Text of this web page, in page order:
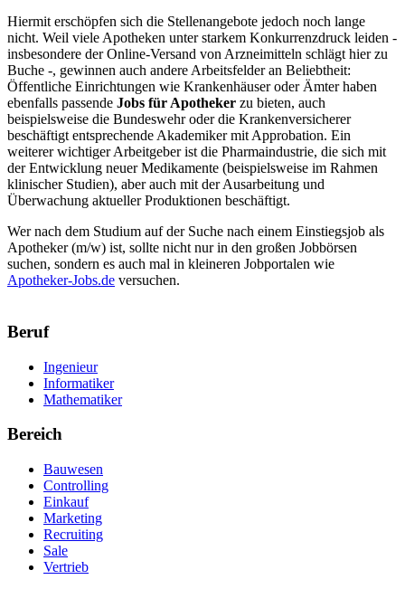
Hiermit erschöpfen sich die Stellenangebote jedoch noch lange
nicht. Weil viele Apotheken unter starkem Konkurrenzdruck leiden -
insbesondere der Online-Versand von Arzneimitteln schlägt hier zu
Buche -, gewinnen auch andere Arbeitsfelder an Beliebtheit:
Öffentliche Einrichtungen wie Krankenhäuser oder Ämter haben
ebenfalls passende Jobs für Apotheker zu bieten, auch
beispielsweise die Bundeswehr oder die Krankenversicherer
beschäftigt entsprechende Akademiker mit Approbation. Ein
weiterer wichtiger Arbeitgeber ist die Pharmaindustrie, die sich mit
der Entwicklung neuer Medikamente (beispielsweise im Rahmen
klinischer Studien), aber auch mit der Ausarbeitung und
Überwachung aktueller Produktionen beschäftigt.
Wer nach dem Studium auf der Suche nach einem Einstiegsjob als
Apotheker (m/w) ist, sollte nicht nur in den großen Jobbörsen
suchen, sondern es auch mal in kleineren Jobportalen wie
Apotheker-Jobs.de versuchen.
Beruf
Ingenieur
Informatiker
Mathematiker
Bereich
Bauwesen
Controlling
Einkauf
Marketing
Recruiting
Sale
Vertrieb